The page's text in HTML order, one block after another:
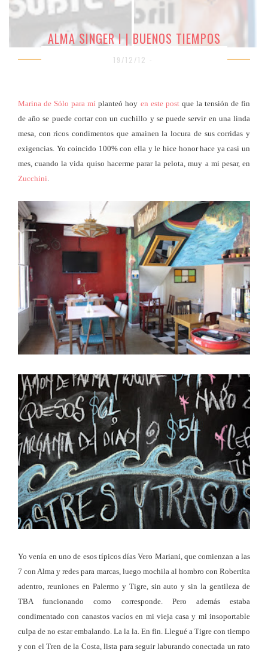
ALMA SINGER I | BUENOS TIEMPOS
19/12/12 -
Marina de Sólo para mí planteó hoy en este postque la tensión de fin
de año se puede cortar con un cuchillo y se puede servir en una linda
mesa, con ricos condimentos que amainen la locura de sus corridas y
exigencias. Yo coincido 100% con ella y le hice honor hace ya casi un
mes, cuando la vida quiso hacerme parar la pelota, muy a mi pesar, en
Zucchini.
Yo venía en uno de esos típicos días Vero Mariani, que comienzan a las
7 con Alma y redes para marcas, luego mochila al hombro con Robertita
adentro, reuniones en Palermo y Tigre, sin auto y sin la gentileza de
TBA funcionando como corresponde. Pero además estaba
condimentado con canastos vacíos en mi vieja casa y mi insoportable
culpa de no estar embalando. La la la. En fin. Llegué a Tigre con tiempo
y con el Tren de la Costa, lista para seguir laburando conectada un rato